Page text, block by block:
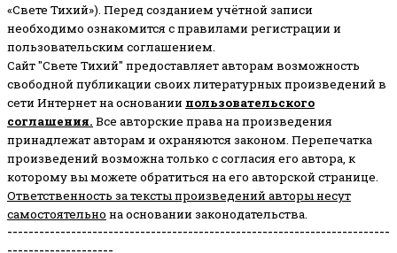
«Свете Тихий»). Перед созданием учётной записи
необходимо ознакомится с правилами регистрации и
пользовательским соглашением.
Сайт "Свете Тихий" предоставляет авторам возможность
свободной публикации своих литературных произведений в
сети Интернет на основании пользовательского
соглашения. Все авторские права на произведения
принадлежат авторам и охраняются законом. Перепечатка
произведений возможна только с согласия его автора, к
которому вы можете обратиться на его авторской странице.
Ответственность за тексты произведений авторы несут
самостоятельно на основании законодательства.
------------------------------------------------------------------------